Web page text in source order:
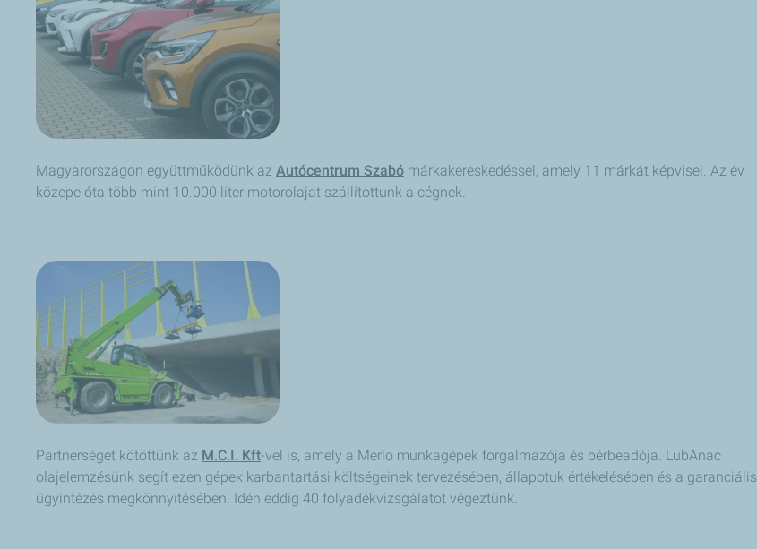
Magyarországon együttműködünk az Autócentrum Szabó márkakereskedéssel, amely 11 márkát képvisel. Az év
közepe óta több mint 10.000 liter motorolajat szállítottunk a cégnek.
Partnerséget kötöttünk az M.C.I. Kft-vel is, amely a Merlo munkagépek forgalmazója és bérbeadója. LubAnac
olajelemzésünk segít ezen gépek karbantartási költségeinek tervezésében, állapotuk értékelésében és a garanciális
ügyintézés megkönnyítésében. Idén eddig 40 folyadékvizsgálatot végeztünk.